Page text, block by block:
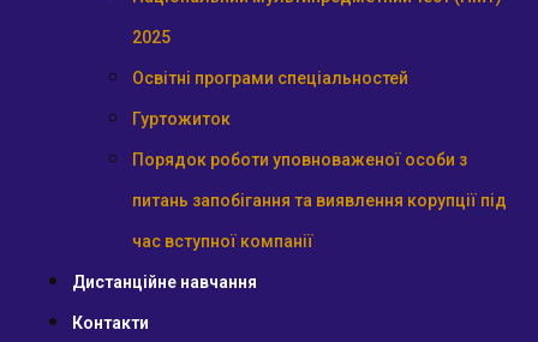
2025
Освітні програми спеціальностей
Гуртожиток
Порядок роботи уповноваженої особи з
питань запобігання та виявлення корупції під
час вступної компанії
Дистанційне навчання
Контакти